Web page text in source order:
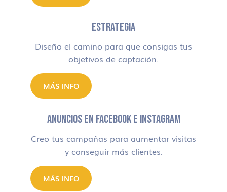
ESTRATEGIA
Diseño el camino para que consigas tus
objetivos de captación.
MÁS INFO
ANUNCIOS EN FACEBOOK E INSTAGRAM
Creo tus campañas para aumentar visitas
y conseguir más clientes.
MÁS INFO